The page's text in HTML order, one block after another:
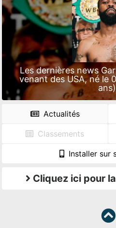
Les dernières news
venant des USA, né le
Actualités
Classements
Installer sur
Cliquez ici pour